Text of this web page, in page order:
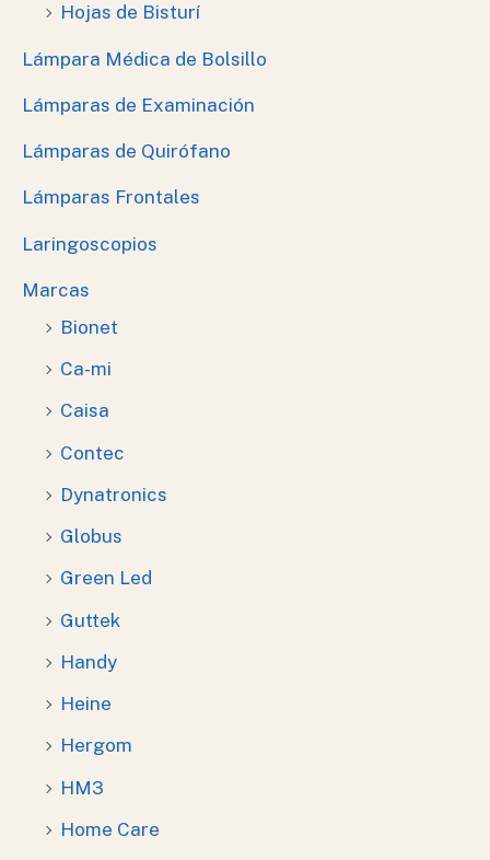
Hojas de Bisturí
Lámpara Médica de Bolsillo
Lámparas de Examinación
Lámparas de Quirófano
Lámparas Frontales
Laringoscopios
Marcas
Bionet
Ca-mi
Caisa
Contec
Dynatronics
Globus
Green Led
Guttek
Handy
Heine
Hergom
HM3
Home Care